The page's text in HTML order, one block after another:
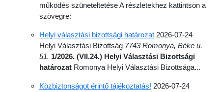
működés szüneteltetése A részletekhez kattintson a
szövegre:
Helyi választási bizottsági határozat 2026-07-24
Helyi Választási Bizottság 7743 Romonya, Béke u.
51. 1/2026. (VII.24.) Helyi Választási Bizottsági
határozat Romonya Helyi Választási Bizottsága...
Közbiztonságot érintő tájékoztatás! 2026-07-24